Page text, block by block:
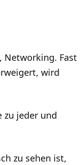
Networking. Fast
wird
zu jeder und
zu sehen ist,